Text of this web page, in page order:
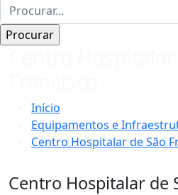
Início
Equipamentos e
Centro Hospitalar de São
Centro Hospitalar de